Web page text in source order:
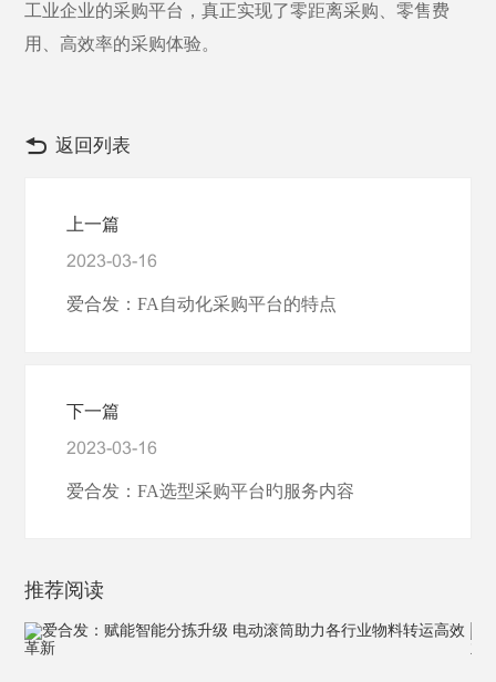
工业企业的采购平台，真正实现了零距离采购、零售费
用、高效率的采购体验。
返回列表
上一篇
2023-03-16
爱合发：FA自动化采购平台的特点
下一篇
2023-03-16
爱合发：FA选型采购平台旳服务内容
推荐阅读